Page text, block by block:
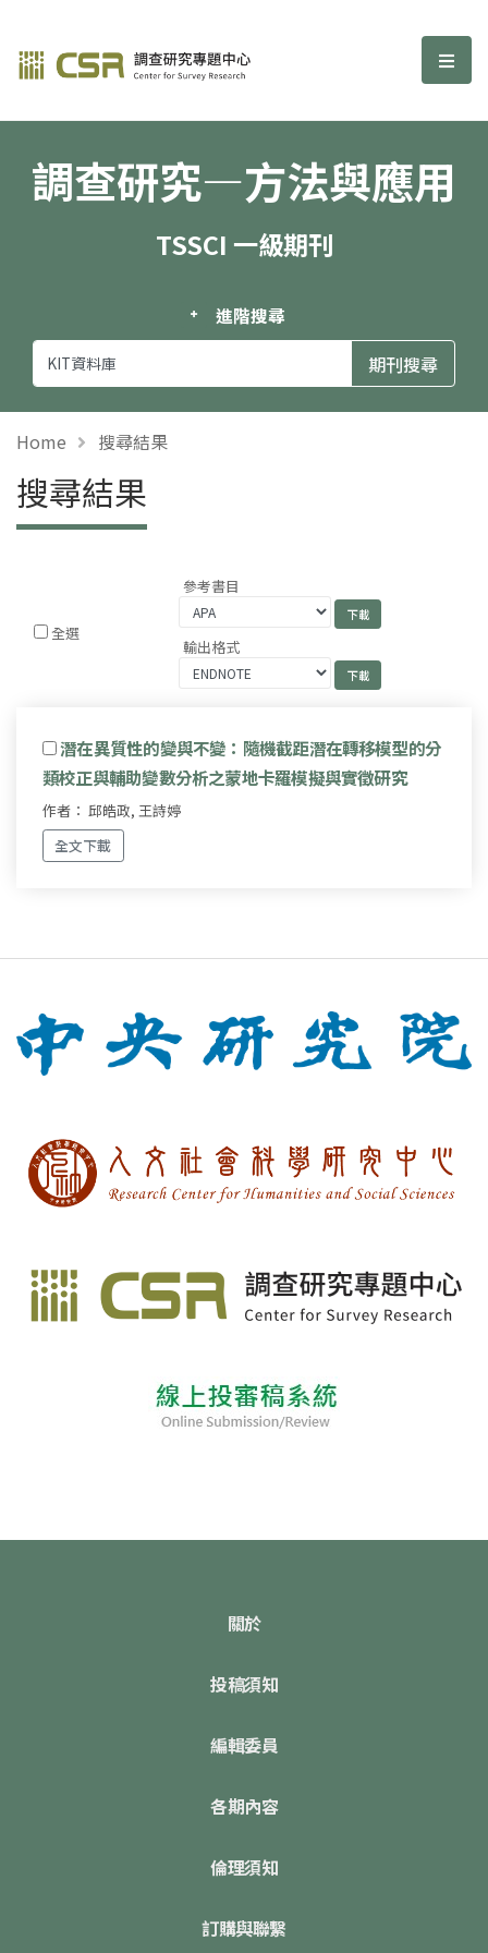
調查研究—方法與應用期刊 選
調查研究—方法與應用
TSSCI 一級期刊
進階搜尋
Home 搜尋結果
搜尋結果
全選
參考書目
輸出格式
潛在異質性的變與不變：隨機截距潛在轉移模型的分
類校正與輔助變數分析之蒙地卡羅模擬與實徵研究
作者： 邱皓政, 王詩婷
全文下載
關於
投稿須知
編輯委員
各期內容
倫理須知
訂購與聯繫